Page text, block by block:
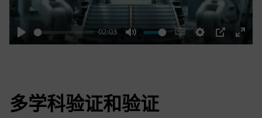
Play
02:03
Mute
EnableSettings
PIP
Enter
多学科验证和验证